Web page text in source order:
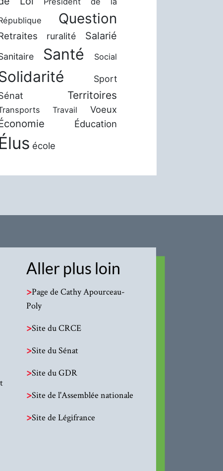
Question
ruralité Salarié
Santé Social
Sport
Territoires
Travail Voeux
Éducation
Élus école
Aller plus loin
>Page de Cathy Apourceau-
Poly
>Site du CRCE
>Site du Sénat
>Site du GDR
>Site de l'Assemblée nationale
>Site de Légifrance